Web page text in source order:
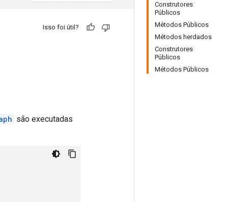
Construtores
Públicos
Métodos Públicos
Métodos herdados
Construtores
Públicos
Métodos Públicos
Isso foi útil?
são executadas